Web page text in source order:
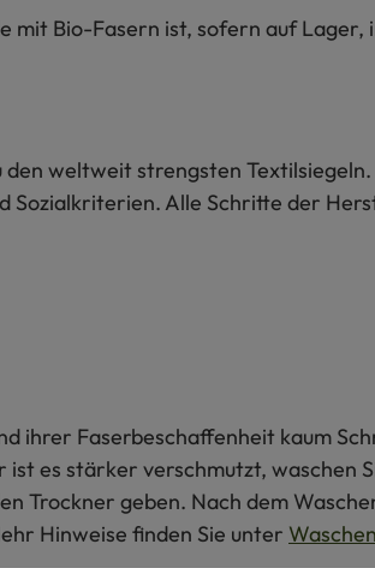
Bio-Fasern ist, sofern auf Lager,
weltweit strengsten
Sozialkriterien. Alle Schritte der
ihrer Faserbeschaffenheit kaum
es stärker verschmutzt, waschen
Trockner geben. Nach dem
Hinweise finden Sie unter